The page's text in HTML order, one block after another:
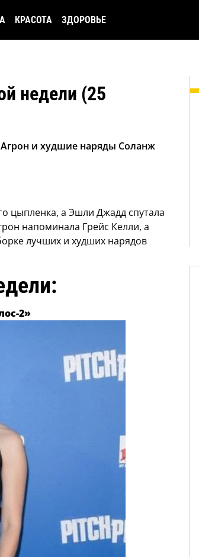
КРАСОТА ЗДОРОВЬЕ
недели (25
и худшие наряды Соланж
цыпленка, а Эшли Джадд спутала
напоминала Грейс Келли, а
лучших и худших нарядов
2»